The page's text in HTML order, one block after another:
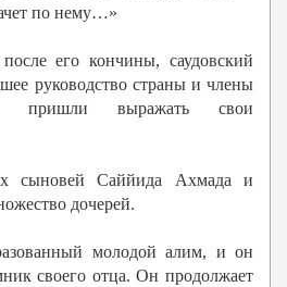
по нему…»
его кончины, саудовский
руководство страны и члены
пришли выражать свои
сыновей Саййида Ахмада и
дочерей.
молодой алим, и он
своего отца. Он продолжает